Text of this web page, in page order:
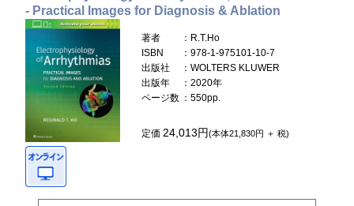
- Practical Images for Diagnosis & Ablation
著者
：R.T.Ho
ISBN
：978-1-975101-10-7
出版社
：WOLTERS KLUWER
出版年
：2020年
ページ数 ：550pp.
定価24,013円(本体21,830円 ＋ 税)